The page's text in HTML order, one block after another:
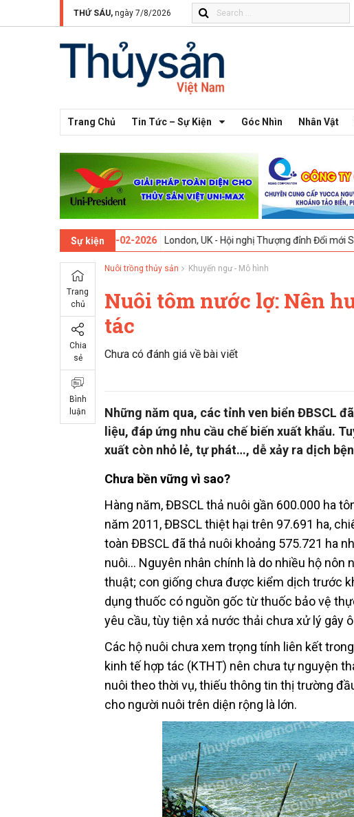
THỨ SÁU, ngày 7/8/2026
Trang Chủ Tin Tức – Sự Kiện Góc Nhìn Nhân Vật
Sự kiện
09-02-2026 London, UK - Hội nghị Thượng đỉnh Đổi mới Sáng tạo trong
Trang
chủ
Chia
sẻ
Bình
luận
Nuôi trồng thủy sản Khuyến ngư - Mô hình
Nuôi tôm nước lợ: Nên
tác
Chưa có đánh giá về bài viết
Những năm qua, các tỉnh ven biển ĐBSCL
liệu, đáp ứng nhu cầu chế biến xuất khẩu.
xuất còn nhỏ lẻ, tự phát…, dễ xảy ra dịch
Chưa bền vững vì sao?
Hàng năm, ĐBSCL thả nuôi gần 600.000 ha
năm 2011, ĐBSCL thiệt hại trên 97.691 ha,
toàn ĐBSCL đã thả nuôi khoảng 575.721 ha
nuôi… Nguyên nhân chính là do nhiều hộ nôn
thuật; con giống chưa được kiểm dịch trước
dụng thuốc có nguồn gốc từ thuốc bảo vệ
yêu cầu, tùy tiện xả nước thải chưa xử lý gây
Các hộ nuôi chưa xem trọng tính liên kết
kinh tế hợp tác (KTHT) nên chưa tự nguyện
nuôi theo thời vụ, thiếu thông tin thị trường
cho người nuôi trên diện rộng là lớn.